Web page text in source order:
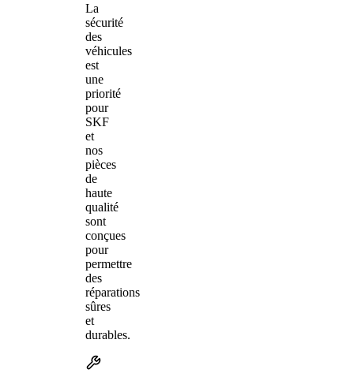
La
sécurité
des
véhicules
est
une
priorité
pour
SKF
et
nos
pièces
de
haute
qualité
sont
conçues
pour
permettre
des
réparations
sûres
et
durables.